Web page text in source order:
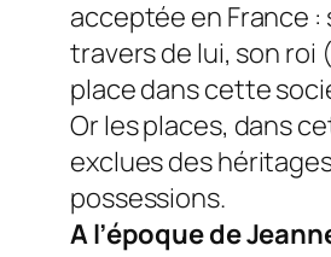
acceptée en France
travers de lui, son roi
place dans cette
Or les places, dans
exclues des
possessions.
A l’époque de